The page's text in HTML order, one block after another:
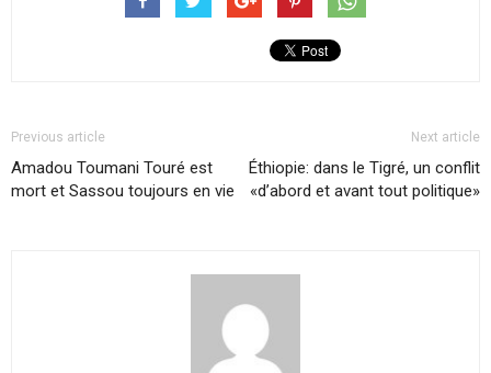
Previous article
Amadou Toumani Touré est
mort et Sassou toujours en vie
Next article
Éthiopie: dans le Tigré, un conflit
«d’abord et avant tout politique»